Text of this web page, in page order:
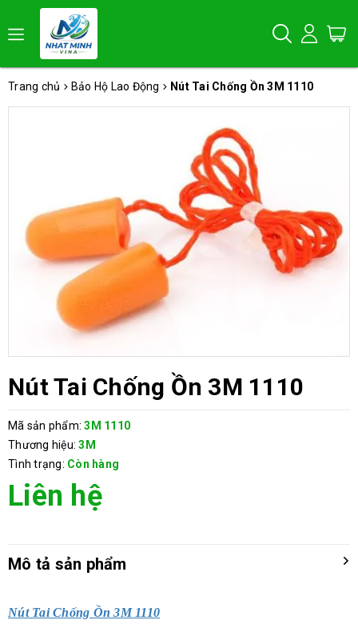
Trang chủ Bảo Hộ Lao Động Nút Tai Chống Ồn 3M 1110
Nút Tai Chống Ồn 3M 1110
Mã sản phẩm: 3M 1110
Thương hiệu: 3M
Tình trạng: Còn hàng
Liên hệ
Mô tả sản phẩm
Nút Tai Chống Ồn 3M 1110